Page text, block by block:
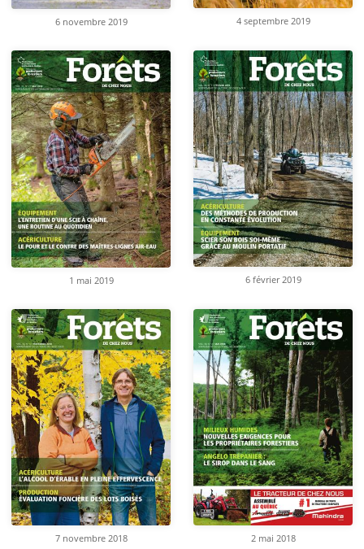
6 novembre 2019 4 septembre 2019
1 mai 2019 6 février 2019
7 novembre 2018 2 mai 2018